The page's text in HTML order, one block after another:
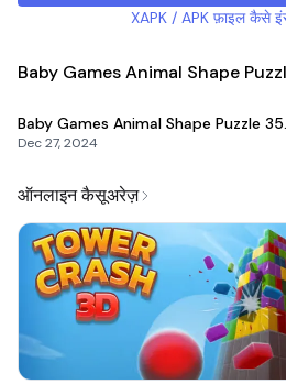
XAPK / APK फ़ाइल कैसे
Baby Games Animal Shape
Baby Games Animal Shape Puzzle
Dec 27, 2024
ऑनलाइन कैसूअरेज़